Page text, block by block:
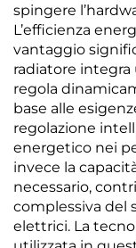
spingere
L’efficienza
vantaggio
radiatore
regola
base alle
regolazione
energetico nei
invece la
necessario,
complessiva del
elettrici. La